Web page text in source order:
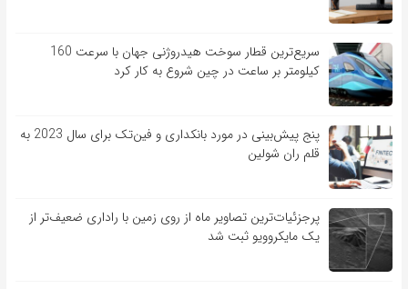
سریع‌ترین قطار سوخت هیدروژنی جهان با سرعت 160
کیلومتر بر ساعت در چین شروع به کار کرد
پنج پیش‌بینی در مورد بانکداری و فین‌تک برای سال 2023 به
قلم ران شولین
پرجزئیات‌ترین تصاویر ماه از روی زمین با راداری ضعیف‌تر از
یک مایکروویو ثبت شد